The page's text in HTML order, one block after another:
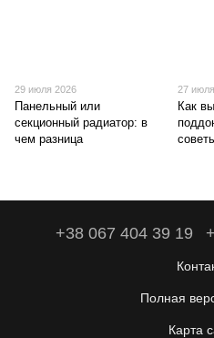
29 июля 2026
Панельный или
секционный радиатор: в
чем разница
27
Как
+38 067 404 39 19
Полная
Карта